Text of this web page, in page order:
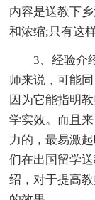
内容是送教下
和浓缩;只有这
3、经验介绍
师来说，可能
因为它能指明
学实效。而且
力的，最易激
们在出国留学
绍，对于提高